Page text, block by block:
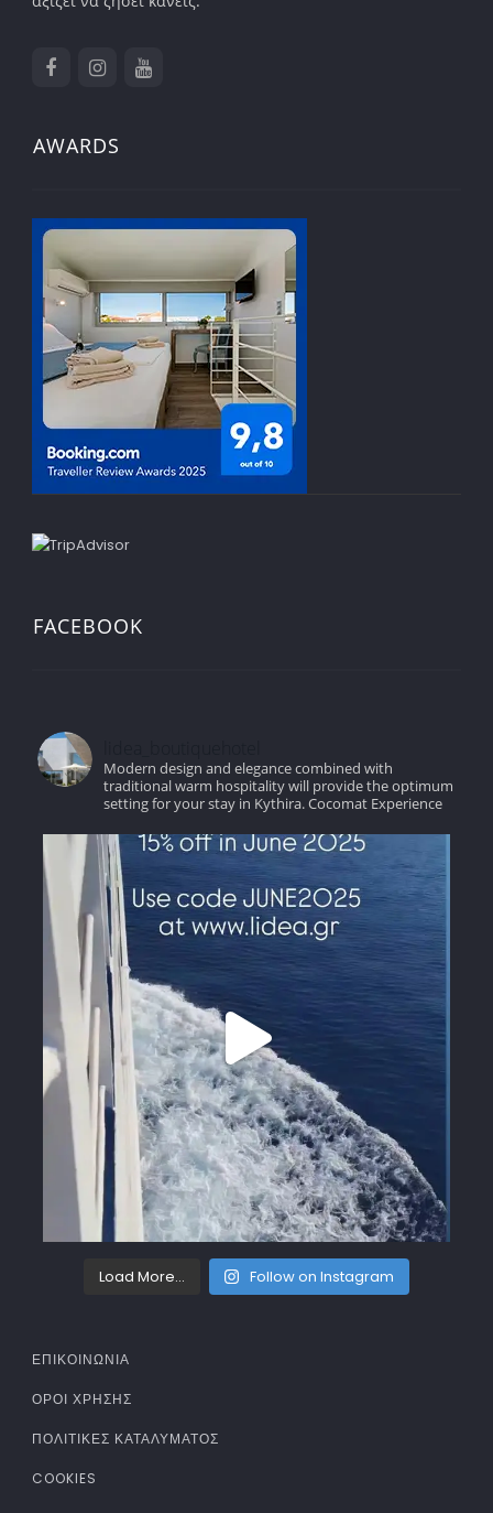
AWARDS
FACEBOOK
Modern design and elegance combined with
traditional warm hospitality will provide the optimum
setting for your stay in Kythira.Cocomat Experience
Load More... Follow on Instagram
ΕΠΙΚΟΙΝΩΝΙΑ
ΌΡΟΙ ΧΡΉΣΗΣ
ΠΟΛΙΤΙΚΈΣ ΚΑΤΑΛΎΜΑΤΟΣ
COOKIES